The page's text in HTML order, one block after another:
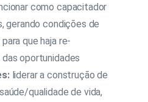
como capacitador
gerando condições de
que haja re-
oportunidades
liderar a construção de
qualidade de vida,